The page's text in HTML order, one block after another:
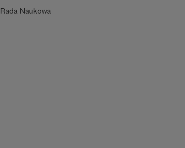
Rada Naukowa